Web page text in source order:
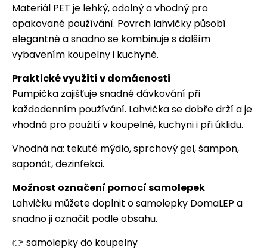
Materiál PET je lehký, odolný a vhodný pro
opakované používání. Povrch lahvičky působí
elegantně a snadno se kombinuje s dalším
vybavením koupelny i kuchyně.
Praktické využití v domácnosti
Pumpička zajišťuje snadné dávkování při
každodenním používání. Lahvička se dobře drží a je
vhodná pro použití v koupelně, kuchyni i při úklidu.
Vhodná na: tekuté mýdlo, sprchový gel, šampon,
saponát, dezinfekci.
Možnost označení pomocí samolepek
Lahvičku můžete doplnit o samolepky DomaLEP a
snadno ji označit podle obsahu.
👉 samolepky do koupelny